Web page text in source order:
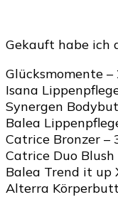
Gekauft habe ich
Glücksmomente –
Isana
Synergen
Balea
Catrice Bronzer –
Catrice Duo
Balea Trend it up
Alterra